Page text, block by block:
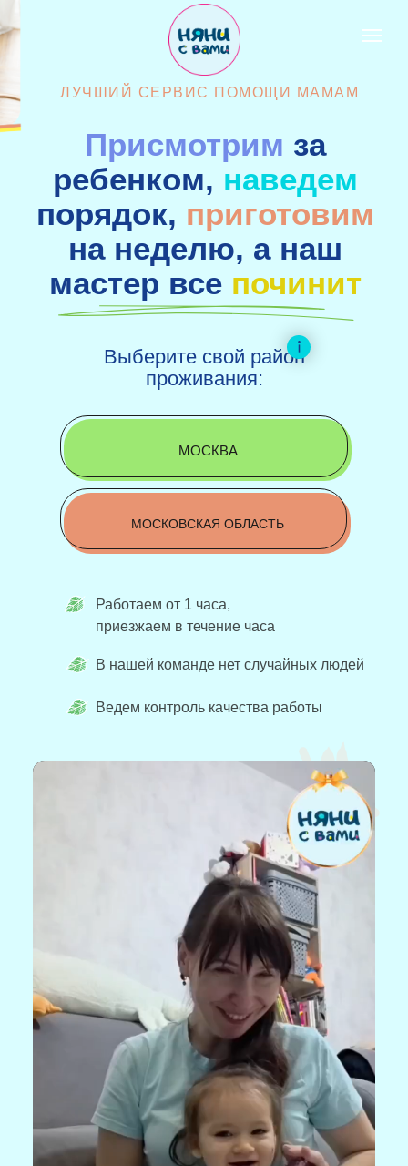
Работаем от 1 часа,
приезжаем в течение часа
В нашей команде нет случайных людей
Ведем контроль качества работы
Присмотрим за
ребенком, наведем
порядок, приготовим
на неделю, а наш
мастер все починит
Выберите свой район
проживания:
ЛУЧШИЙ СЕРВИС ПОМОЩИ МАМАМ
МОСКВА
МОСКОВСКАЯ ОБЛАСТЬ